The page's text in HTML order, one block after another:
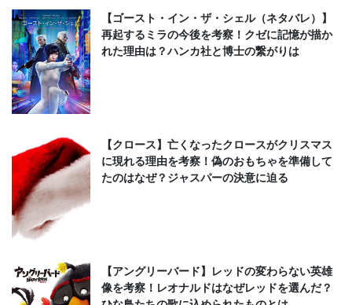
【ゴースト・イン・ザ・シェル（ネタバレ）】
再起するミラの今後を考察！クゼに記憶が描か
れた理由は？ハンカ社と博士の繋がりは
【クロース】亡くなったクロースがクリスマス
に現れる理由を考察！偽のおもちゃを準備して
たのはなぜ？ジャスパーの決意に迫る
【アングリーバード】レッドの変わらない英雄
像を考察！レオナルドはなぜレッドを選んだ？